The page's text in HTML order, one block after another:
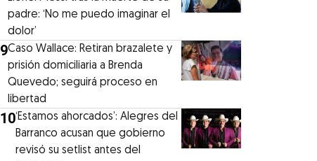
padre: ‘No me puedo imaginar el
dolor’
9Caso Wallace: Retiran brazalete y
prisión domiciliaria a Brenda
Quevedo; seguirá proceso en
libertad
10‘Estamos ahorcados’: Alegres del
Barranco acusan que gobierno
revisó su setlist antes del